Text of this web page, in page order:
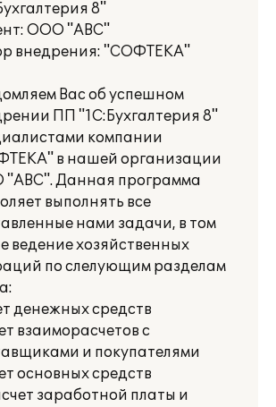
8"
ООО "АВС"
внедрения: "СОФТЕКА"
Вас об успешном
ПП "1С:Бухгалтерия 8"
компании
в нашей организации
Данная программа
выполнять все
нами задачи, в том
ведение хозяйственных
по слелующим разделам
денежных средств
взаиморасчетов с
и покупателями
основных средств
заработной платы и